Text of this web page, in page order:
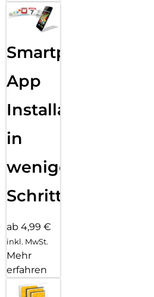
Smartphone
App
Installation
in
wenigen
Schritten
ab 4,99 €
inkl. MwSt.
Mehr
erfahren